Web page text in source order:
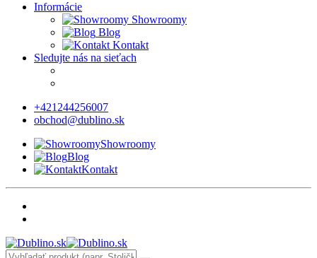
Informácie
Showroomy
Blog
Kontakt
Sledujte nás na sieťach
+421244256007
obchod@dublino.sk
Showroomy
Blog
Kontakt